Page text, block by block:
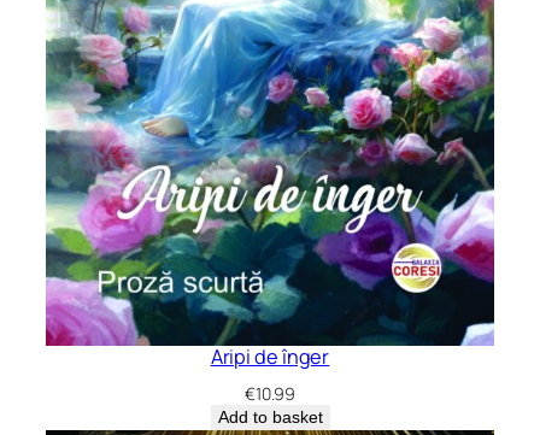
Aripi de înger
€10.99
Add to basket